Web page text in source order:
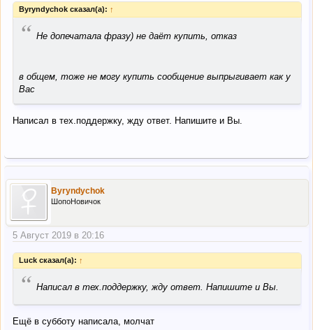
Byryndychok сказал(а): ↑
“ Не допечатала фразу) не даёт купить, отказ
в общем, тоже не могу купить сообщение выпрыгивает как у
Вас
Написал в тех.поддержку, жду ответ. Напишите и Вы.
Byryndychok
ШопоНовичок
5 Август 2019 в 20:16
Luck сказал(а): ↑
“ Написал в тех.поддержку, жду ответ. Напишите и Вы.
Ещё в субботу написала, молчат